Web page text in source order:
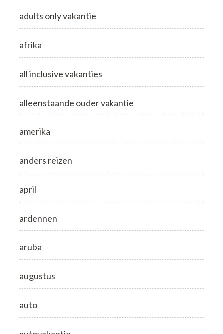
adults only vakantie
afrika
all inclusive vakanties
alleenstaande ouder vakantie
amerika
anders reizen
april
ardennen
aruba
augustus
auto